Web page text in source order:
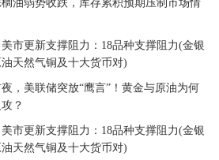
油弱势收跌，库存累积预期压制市场情
市更新支撑阻力：18品种支撑阻力(金银
天然气铜及十大货币对)
，美联储突放“鹰言”！黄金与原油为何
？
市更新支撑阻力：18品种支撑阻力(金银
天然气铜及十大货币对)